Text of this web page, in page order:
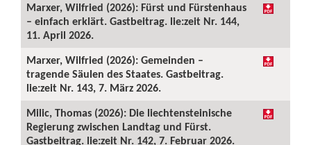
Marxer, Wilfried (2026): Fürst und Fürstenhaus
– einfach erklärt. Gastbeitrag. lie:zeit Nr. 144,
11. April 2026.
Marxer, Wilfried (2026): Gemeinden –
tragende Säulen des Staates. Gastbeitrag.
lie:zeit Nr. 143, 7. März 2026.
Milic, Thomas (2026): Die liechtensteinische
Regierung zwischen Landtag und Fürst.
Gastbeitrag. lie:zeit Nr. 142, 7. Februar 2026.